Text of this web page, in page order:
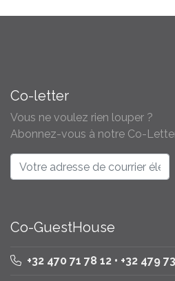
Co-letter
Vous ne voulez rien louper ?
Abonnez-vous à notre Co-
Co-GuestHouse
+32 470 71 78 12 • +32 479